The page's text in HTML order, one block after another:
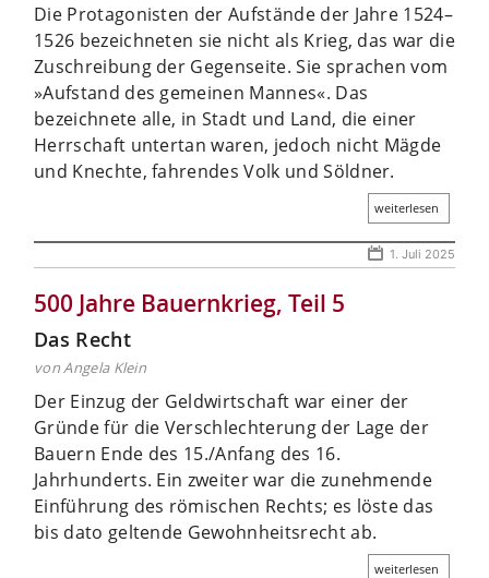
Die Protagonisten der Aufstände der Jahre 1524–
1526 bezeichneten sie nicht als Krieg, das war die
Zuschreibung der Gegenseite. Sie sprachen vom
»Aufstand des gemeinen Mannes«. Das
bezeichnete alle, in Stadt und Land, die einer
Herrschaft untertan waren, jedoch nicht Mägde
und Knechte, fahrendes Volk und Söldner.
weiterlesen
1. Juli 2025
500 Jahre Bauernkrieg, Teil 5
Das Recht
von Angela Klein
Der Einzug der Geldwirtschaft war einer der
Gründe für die Verschlechterung der Lage der
Bauern Ende des 15./Anfang des 16.
Jahrhunderts. Ein zweiter war die zunehmende
Einführung des römischen Rechts; es löste das
bis dato geltende Gewohnheitsrecht ab.
weiterlesen